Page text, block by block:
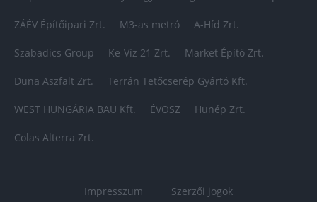
ZÁÉV Építőipari Zrt. M3-as metró A-Híd Zrt.
Szabadics Group Ke-Víz 21 Zrt. Market Építő Zrt.
Duna Aszfalt Zrt. Terrán Tetőcserép Gyártó Kft.
WEST HUNGÁRIA BAU Kft. ÉVOSZ Hunép Zrt.
Colas Alterra Zrt.
Impresszum
Szerzői jogok